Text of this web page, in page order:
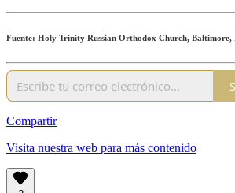
Fuente: Holy Trinity Russian Orthodox Church, Baltimore,
Compartir
Visita nuestra web para más contenido